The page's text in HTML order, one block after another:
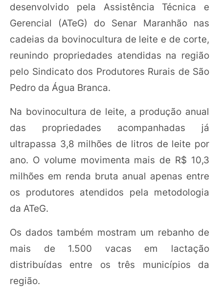
desenvolvido pela Assistência Técnica e
Gerencial (ATeG) do Senar Maranhão nas
cadeias da bovinocultura de leite e de corte,
reunindo propriedades atendidas na região
pelo Sindicato dos Produtores Rurais de São
Pedro da Água Branca.
Na bovinocultura de leite, a produção anual
das propriedades acompanhadas já
ultrapassa 3,8 milhões de litros de leite por
ano. O volume movimenta mais de R$ 10,3
milhões em renda bruta anual apenas entre
os produtores atendidos pela metodologia
da ATeG.
Os dados também mostram um rebanho de
mais de 1.500 vacas em lactação
distribuídas entre os três municípios da
região.